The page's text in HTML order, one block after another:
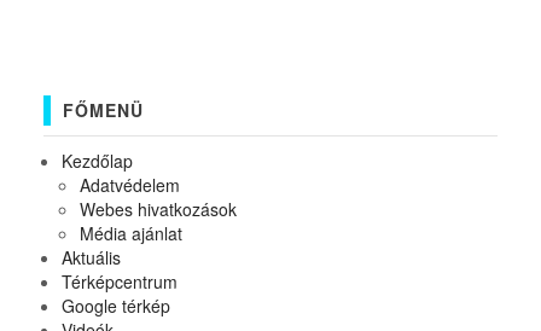
FŐMENÜ
Kezdőlap
Adatvédelem
Webes hivatkozások
Média ajánlat
Aktuális
Térképcentrum
Google térkép